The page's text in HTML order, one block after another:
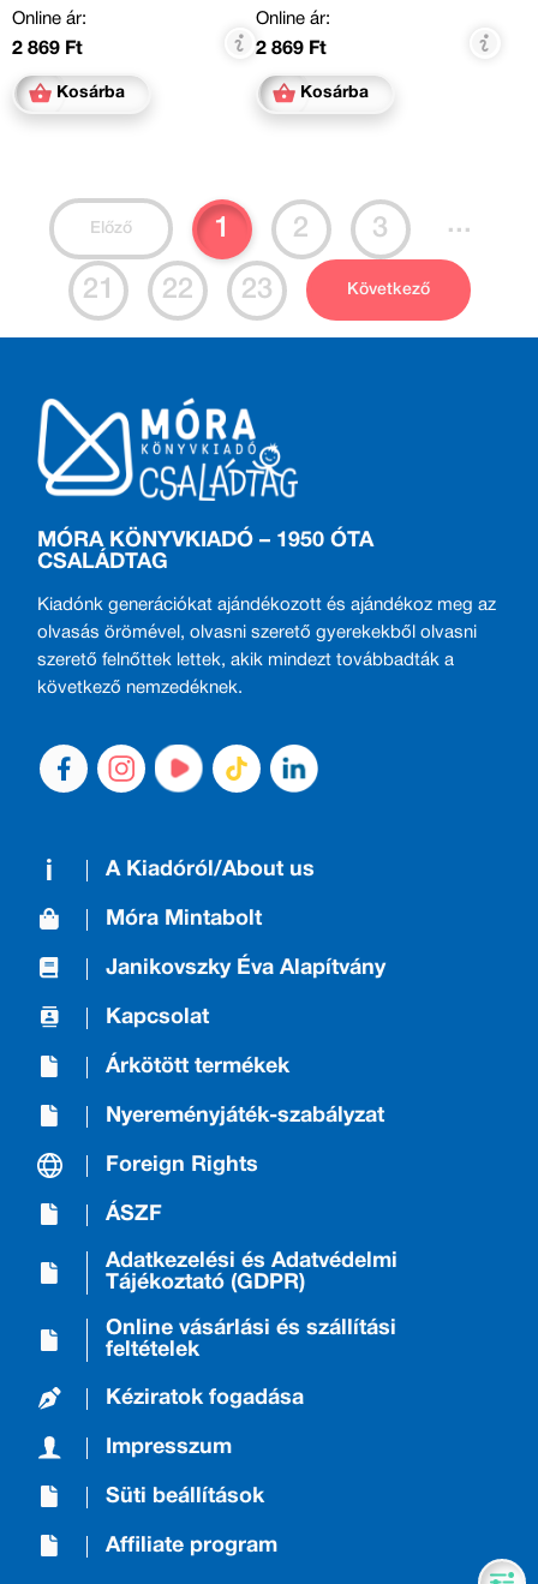
Online ár:
2 869 Ft
Kosárba
Online ár:
2 869 Ft
Kosárba
Előző 1 2 3 ...
21 22 23 Következő
MÓRA KÖNYVKIADÓ – 1950 ÓTA
CSALÁDTAG
Kiadónk generációkat ajándékozott és ajándékoz meg az
olvasás örömével, olvasni szerető gyerekekből olvasni
szerető felnőttek lettek, akik mindezt továbbadták a
következő nemzedéknek.
A Kiadóról/About us
Móra Mintabolt
Janikovszky Éva Alapítvány
Kapcsolat
Árkötött termékek
Nyereményjáték-szabályzat
Foreign Rights
ÁSZF
Adatkezelési és Adatvédelmi
Tájékoztató (GDPR)
Online vásárlási és szállítási
feltételek
Kéziratok fogadása
Impresszum
Süti beállítások
Affiliate program